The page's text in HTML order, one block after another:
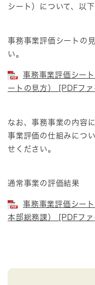
シート）について、以
事務事業評価シートの
い。
事務事業評価シー
ートの見方） [PDFフ
なお、事務事業の内容
事業評価の仕組みにつ
せください。
通常事業の評価結果
事務事業評価シー
本部総務課） [PDFフ